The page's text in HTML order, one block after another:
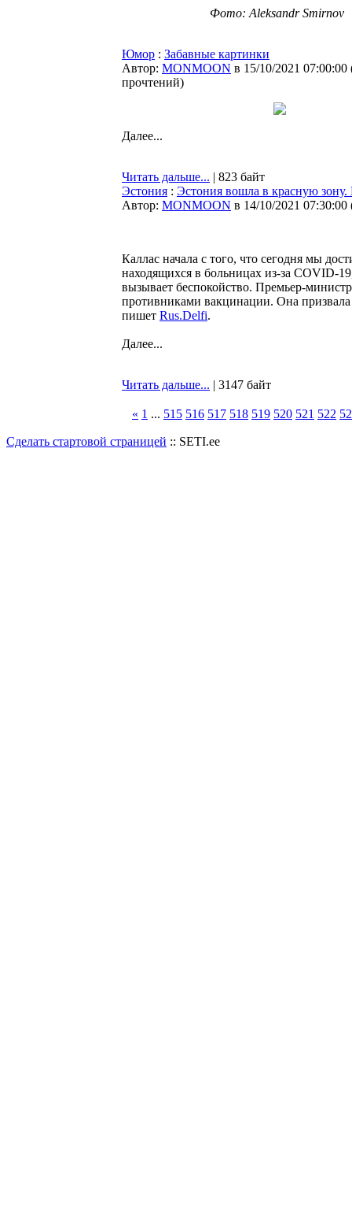
Фото: Aleksandr Smirnov
Юмор : Забавные картинки
Автор: MONMOON в 15/10/2021 07:00:00
прочтений)
Далее...
Читать дальше... | 823 байт
Эстония : Эстония вошла в красную
Автор: MONMOON в 14/10/2021 07:30:00
Каллас начала с того, что cегодня мы
находящихся в больницах из-за COVID-
вызывает беспокойство. Премьер-
противниками вакцинации. Она призвала
пишет Rus.Delfi.
Далее...
Читать дальше... | 3147 байт
« 1 ... 515 516 517 518 519 520 521 522
Сделать стартовой страницей :: SETI.ee